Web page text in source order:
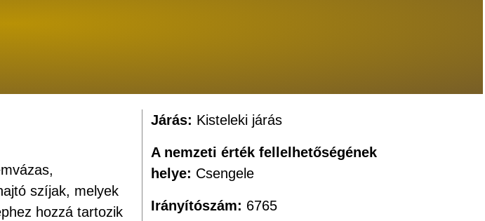
szíjak, melyek
hozzá tartozik
Járás: Kisteleki járás
A nemzeti érték fellelhetőségének
helye: Csengele
Irányítószám: 6765